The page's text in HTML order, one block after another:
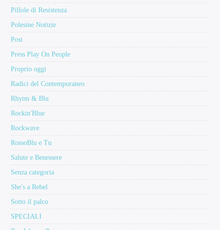
Pillole di Resistenza
Polesine Notizie
Post
Press Play On People
Proprio oggi
Radici del Contemporaneo
Rhytm & Blu
Rockin'Blue
Rockwave
RossoBlu e Tu
Salute e Benessere
Senza categoria
She's a Rebel
Sotto il palco
SPECIALI